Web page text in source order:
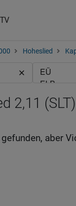
Hoheslied
2,11 (SLT)
aber